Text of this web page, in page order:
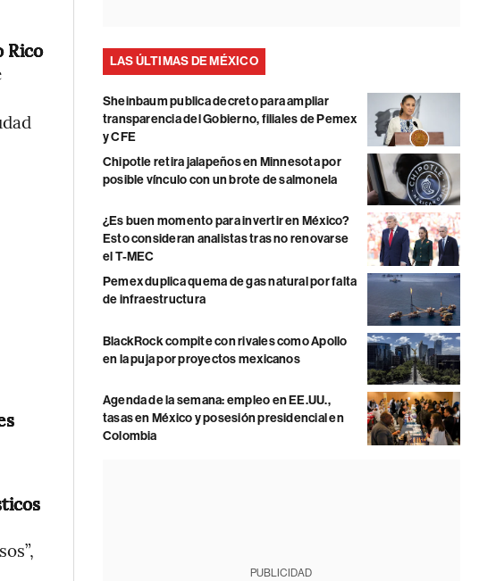
Rico LAS ÚLTIMAS DE MÉXICO
Sheinbaum publica decreto para ampliar
transparencia del Gobierno, filiales de Pemex
y CFE
Chipotle retira jalapeños en Minnesota por
posible vínculo con un brote de salmonela
¿Es buen momento para invertir en México?
Esto consideran analistas tras no renovarse
el T-MEC
Pemex duplica quema de gas natural por falta
de infraestructura
BlackRock compite con rivales como Apollo
en la puja por proyectos mexicanos
Agenda de la semana: empleo en EE.UU.,
tasas en México y posesión presidencial en
Colombia
PUBLICIDAD